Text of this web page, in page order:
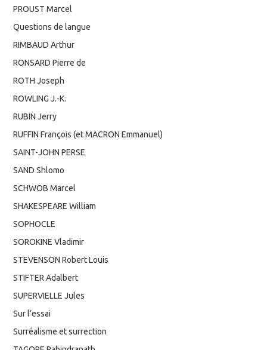
PROUST Marcel
Questions de langue
RIMBAUD Arthur
RONSARD Pierre de
ROTH Joseph
ROWLING J.-K.
RUBIN Jerry
RUFFIN François (et MACRON Emmanuel)
SAINT-JOHN PERSE
SAND Shlomo
SCHWOB Marcel
SHAKESPEARE William
SOPHOCLE
SOROKINE Vladimir
STEVENSON Robert Louis
STIFTER Adalbert
SUPERVIELLE Jules
Sur l’essai
Surréalisme et surrection